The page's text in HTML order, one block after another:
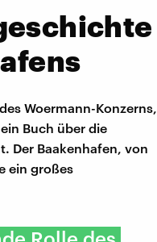
Woermann-Konzerns,
Buch über die
Der Baakenhafen, von
ein großes